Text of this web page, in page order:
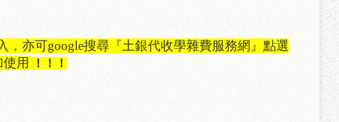
，亦可google搜尋『土銀代收學雜費服務網』點選
用
！！！